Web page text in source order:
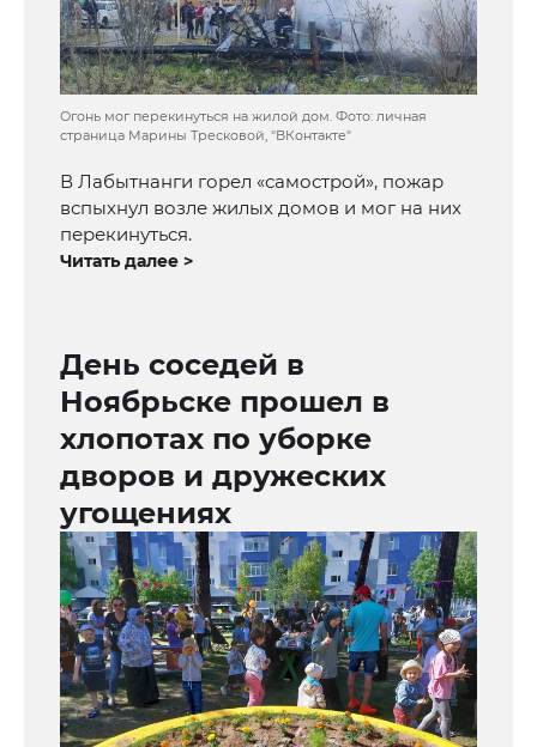
Огонь мог перекинуться на жилой дом. Фото: личная
страница Марины Тресковой, "ВКонтакте"
В Лабытнанги горел «самострой», пожар
вспыхнул возле жилых домов и мог на них
перекинуться.
Читать далее >
День соседей в
Ноябрьске прошел в
хлопотах по уборке
дворов и дружеских
угощениях